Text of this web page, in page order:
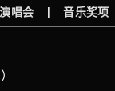
演唱会 |音乐奖项